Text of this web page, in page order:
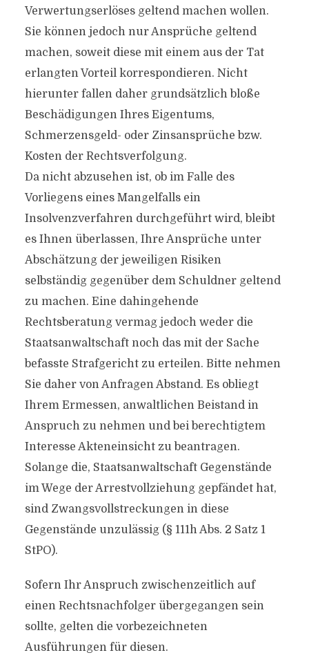
Verwertungserlöses geltend machen wollen.
Sie können jedoch nur Ansprüche geltend
machen, soweit diese mit einem aus der Tat
erlangten Vorteil korrespondieren. Nicht
hierunter fallen daher grundsätzlich bloße
Beschädigungen Ihres Eigentums,
Schmerzensgeld- oder Zinsansprüche bzw.
Kosten der Rechtsverfolgung.
Da nicht abzusehen ist, ob im Falle des
Vorliegens eines Mangelfalls ein
Insolvenzverfahren durchgeführt wird, bleibt
es Ihnen überlassen, Ihre Ansprüche unter
Abschätzung der jeweiligen Risiken
selbständig gegenüber dem Schuldner geltend
zu machen. Eine dahingehende
Rechtsberatung vermag jedoch weder die
Staatsanwaltschaft noch das mit der Sache
befasste Strafgericht zu erteilen. Bitte nehmen
Sie daher von Anfragen Abstand. Es obliegt
Ihrem Ermessen, anwaltlichen Beistand in
Anspruch zu nehmen und bei berechtigtem
Interesse Akteneinsicht zu beantragen.
Solange die, Staatsanwaltschaft Gegenstände
im Wege der Arrestvollziehung gepfändet hat,
sind Zwangsvollstreckungen in diese
Gegenstände unzulässig (§ 111h Abs. 2 Satz 1
StPO).
Sofern Ihr Anspruch zwischenzeitlich auf
einen Rechtsnachfolger übergegangen sein
sollte, gelten die vorbezeichneten
Ausführungen für diesen.